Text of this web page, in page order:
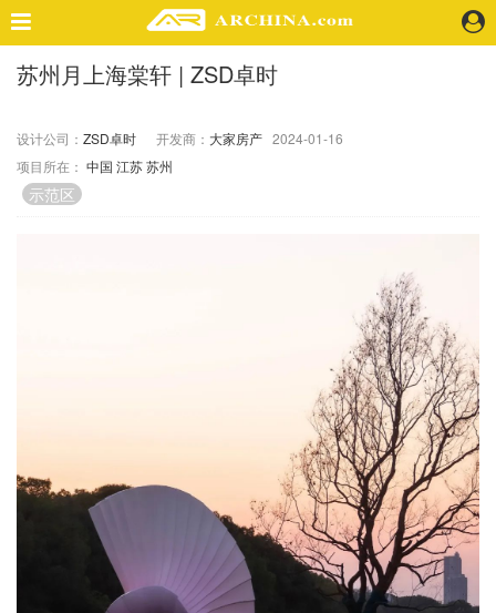
精选案例
景 观
室 内
视 频
企业招聘
企业会员
关于投稿
苏州月上海棠轩 | ZSD卓时
设计公司： ZSD卓时 开发商： 大家房产 2024-01-16
项目所在： 中国 江苏苏州
示范区